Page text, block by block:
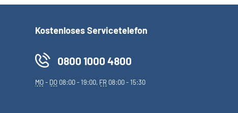
Kostenloses Servicetelefon
0800 1000 4800
MO- DO 08:00 - 19:00, FR 08:00 - 15:30